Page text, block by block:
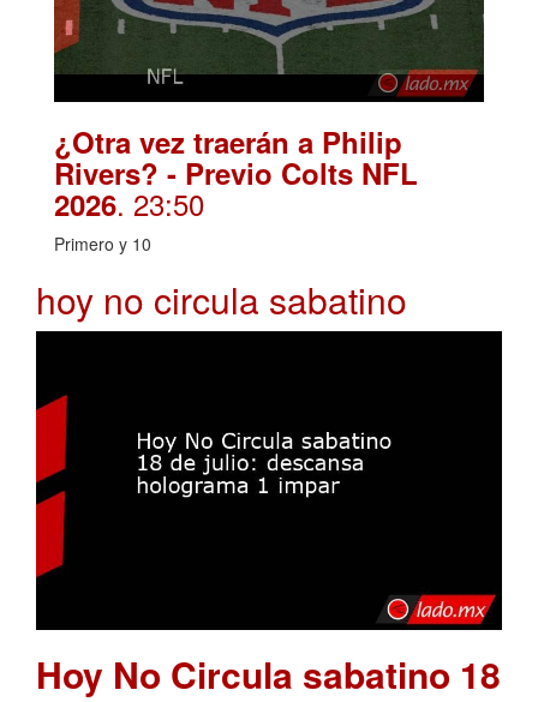
¿Otra vez traerán a Philip
Rivers? - Previo Colts NFL
2026. 23:50
Primero y 10
hoy no circula sabatino
Hoy No Circula sabatino 18